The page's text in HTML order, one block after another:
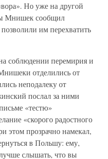
Но уже на другой
Мнишек сообщил
им перехватить
соблюдении перемирия и
отделились от
неподалеку от
послал за ними
«тестю»
«скорого радостного
этом прозрачно намекал,
в Польшу: ему,
слышать, что вы